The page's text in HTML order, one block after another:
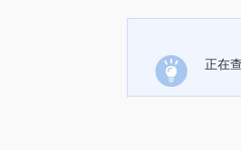
正在